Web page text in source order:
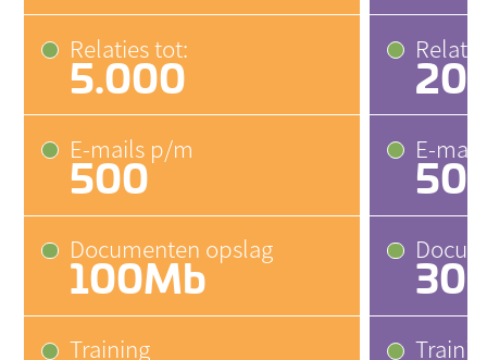
Relaties tot:
5.000
E-mails p/m
500
Documenten opslag
100Mb
Training
E-